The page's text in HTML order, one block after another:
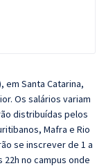
em Santa Catarina,
Os salários variam
distribuídas pelos
Mafra e Rio
se inscrever de 1 a
22h no campus onde